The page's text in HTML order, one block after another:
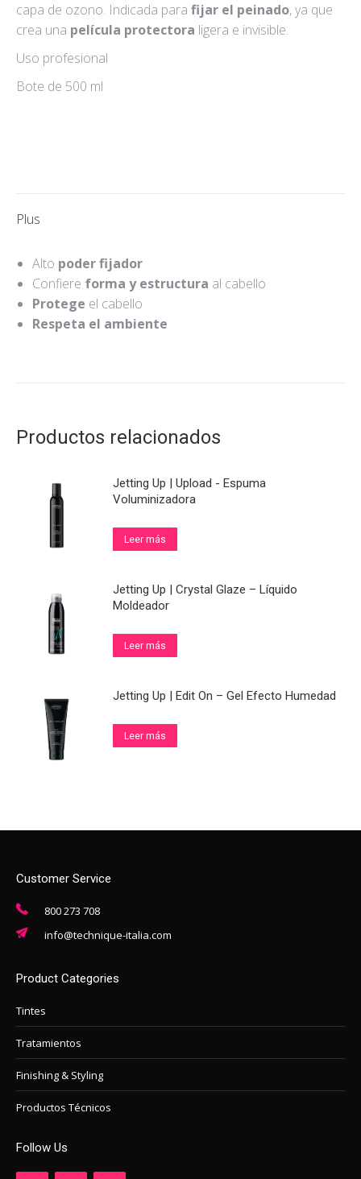
capa de ozono. Indicada para fijar el peinado, ya que
crea una película protectora ligera e invisible.
Uso profesional
Bote de 500 ml
Plus
Alto poder fijador
Confiere forma y estructura al cabello
Protege el cabello
Respeta el ambiente
Productos relacionados
Jetting Up | Upload - Espuma
Voluminizadora
Leer más
Jetting Up | Crystal Glaze – Líquido
Moldeador
Leer más
Jetting Up | Edit On – Gel Efecto Humedad
Leer más
Customer Service
800 273 708
info@technique-italia.com
Product Categories
Tintes
Tratamientos
Finishing & Styling
Productos Técnicos
Follow Us